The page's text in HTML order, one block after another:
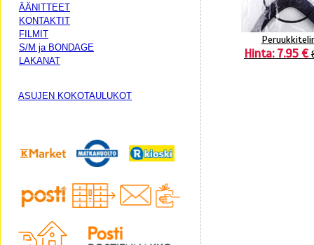
ÄÄNITTEET
KONTAKTIT
FILMIT
S/M ja BONDAGE
LAKANAT
ASUJEN KOKOTAULUKOT
Hinta: 7.95 €